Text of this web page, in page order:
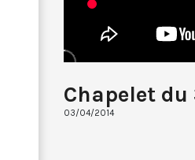
Chapelet
03/04/2014